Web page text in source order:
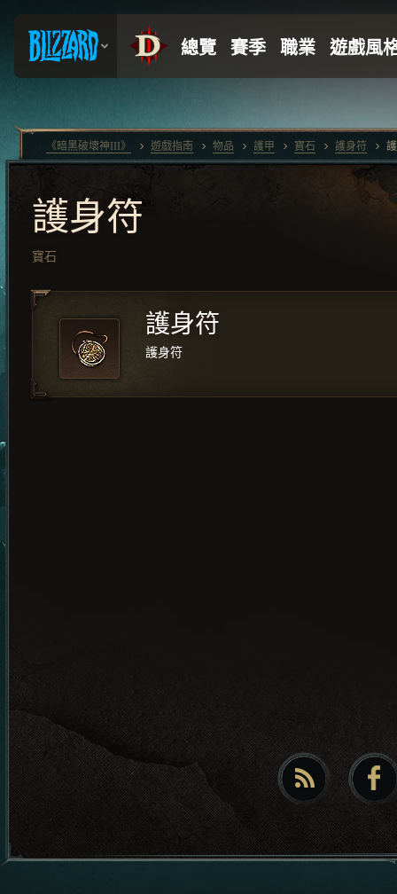
護身符
寶石
護身符
護身符
《暗黑破壞神III》 遊戲指南 物品 護甲 寶石 護身符